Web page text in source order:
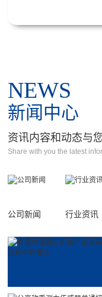
高精度
称重
测力
测力
称重模
称重模
称重模
称重模
称重模
称重
小型称
高温
防爆传
高精度
高精度箱
模拟
工程机
NEWS
新闻中心
资讯内容和动态与
Share with you the latest
公司新闻 行业资讯